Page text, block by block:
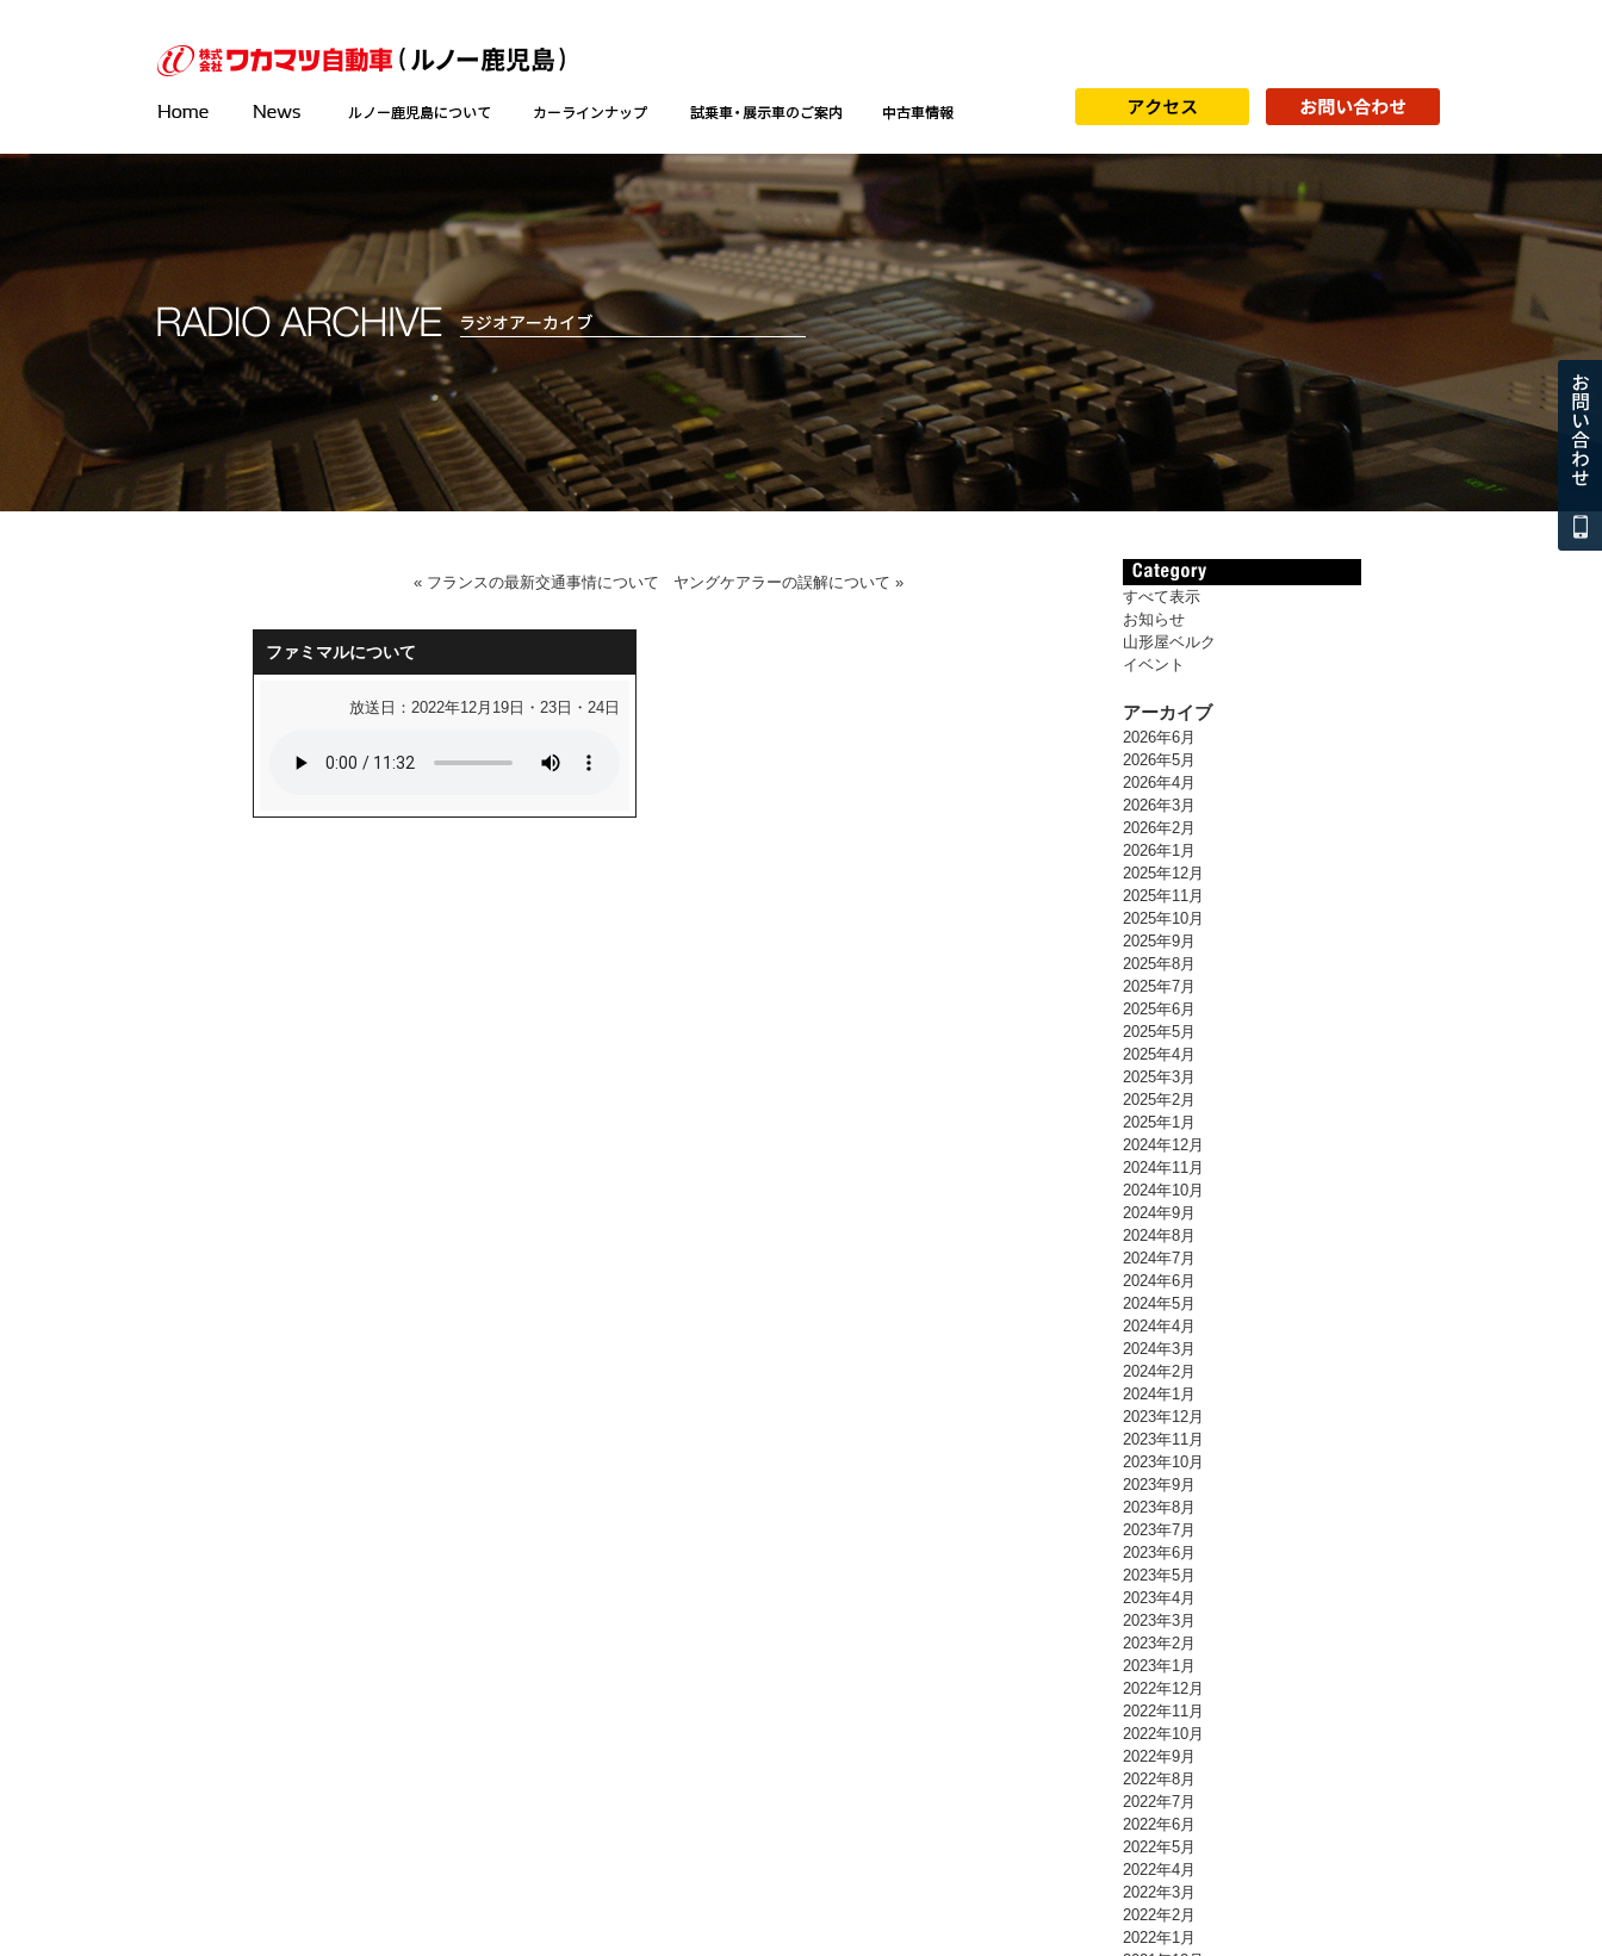
« フランスの最新交通事情について ヤングケアラーの誤解について »
ファミマルについて
放送日：2022年12月19日・23日・24日
すべて表示
お知らせ
山形屋ベルク
イベント
アーカイブ
2026年6月
2026年5月
2026年4月
2026年3月
2026年2月
2026年1月
2025年12月
2025年11月
2025年10月
2025年9月
2025年8月
2025年7月
2025年6月
2025年5月
2025年4月
2025年3月
2025年2月
2025年1月
2024年12月
2024年11月
2024年10月
2024年9月
2024年8月
2024年7月
2024年6月
2024年5月
2024年4月
2024年3月
2024年2月
2024年1月
2023年12月
2023年11月
2023年10月
2023年9月
2023年8月
2023年7月
2023年6月
2023年5月
2023年4月
2023年3月
2023年2月
2023年1月
2022年12月
2022年11月
2022年10月
2022年9月
2022年8月
2022年7月
2022年6月
2022年5月
2022年4月
2022年3月
2022年2月
2022年1月